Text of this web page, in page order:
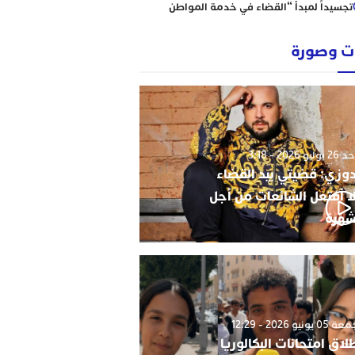
تجسيداً لمبدأ “القضاء في خدمة المواطن
رؤساء ونقباء للمحامين يتضامنون مع الاستاذ
حاجي .
من يحمي وجدة من كارثة عقارية وشيكة؟
أحكام نافذة، رسوم مجمدة، ومشاريع
سكنية مشبوهة تهدد هيبة القانون وأمن
التعمير
وصورة
2026 - 3:18
قضيتي بيد القضاء
أفتعل الشائعات من أجل
يونيو 2026 - 12:29
امتحانات البكالوريا